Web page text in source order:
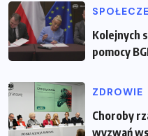
Kolejnych
pomocy
ZDROWIE
Choroby
wyzwań